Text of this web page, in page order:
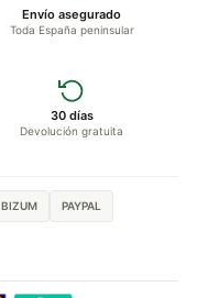
Envío asegurado
Toda España peninsular
30 días
Devolución gratuita
BIZUM PAYPAL